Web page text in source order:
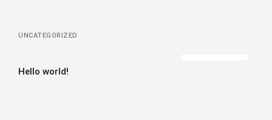
UNCATEGORIZED
Hello world!